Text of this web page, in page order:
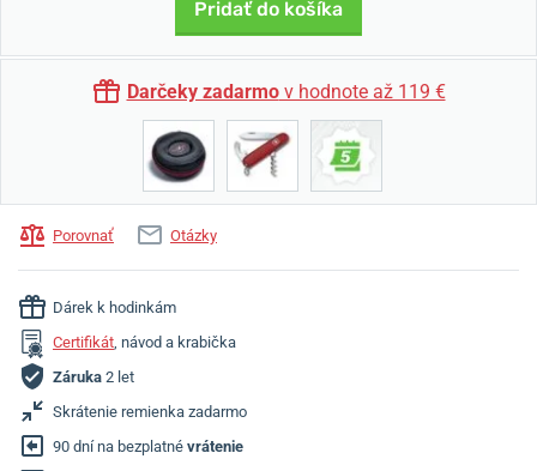
Pridať do košíka
Darčeky zadarmov hodnote až 119 €
Porovnať Otázky
Dárek k hodinkám
Certifikát, návod a krabička
Záruka 2 let
Skrátenie remienka zadarmo
90 dní na bezplatné vrátenie